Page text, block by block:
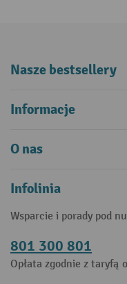
Nasze bestsellery
Informacje
O nas
Infolinia
Wsparcie i porady pod
801 300 801
Opłata zgodnie z taryfą